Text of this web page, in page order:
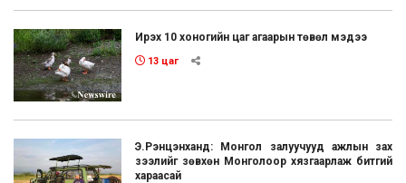
Ирэх 10 хоногийн цаг агаарын төвөл мэдээ
13 цаг
Э.Рэнцэнханд: Монгол залуучууд ажлын зах
зээлийг зөвхөн Монголоор хязгаарлаж битгий
хараасай